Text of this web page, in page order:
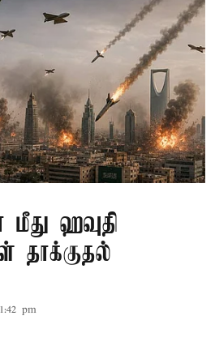
மீது ஹவுதி
தாக்குதல்
pm